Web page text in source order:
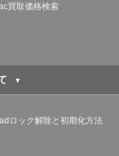
買取価格検索
ロック解除と初期化方法